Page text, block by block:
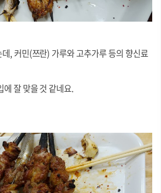
, 커민(쯔란) 가루와 고추가루 등의 향신료
잘 맞을 것 같네요.